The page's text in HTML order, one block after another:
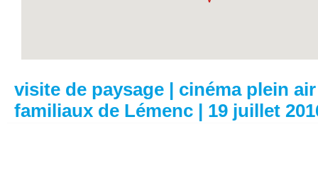
visite de paysage | cinéma plein
familiaux de Lémenc | 19 juillet